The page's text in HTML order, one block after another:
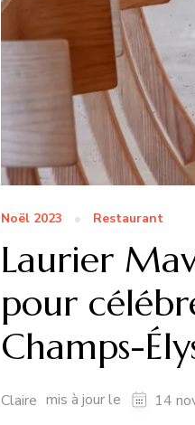
Noël 2023 Restaurant
Laurier
pour
Champs-
Claire mis à jour le 14